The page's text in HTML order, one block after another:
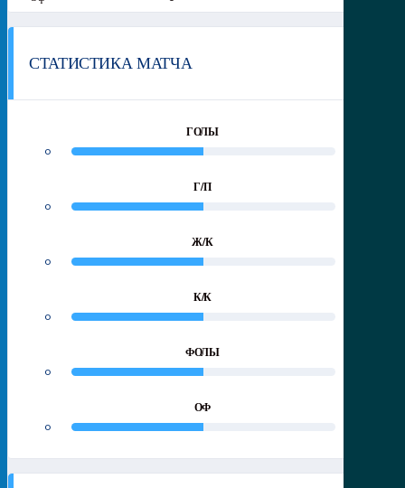
СТАТИСТИКА МАТЧА
ГОЛЫ
0
Г/П
0
Ж/К
0
К/К
0
ФОЛЫ
0
ОФ
0